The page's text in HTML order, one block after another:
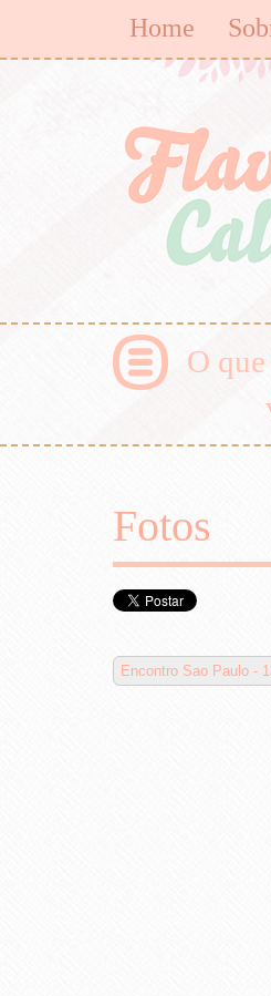
Home
O
Fotos
Encontro Sao Paulo -